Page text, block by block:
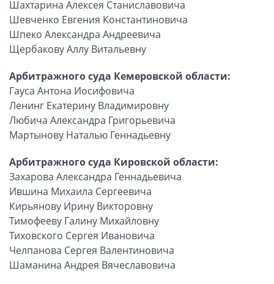
Шахтарина Алексея Станиславовича
Шевченко Евгения Константиновича
Шпеко Александра Андреевича
Щербакову Аллу Витальевну
Арбитражного суда Кемеровской области:
Гауса Антона Иосифовича
Ленинг Екатерину Владимировну
Любича Александра Григорьевича
Мартынову Наталью Геннадьевну
Арбитражного суда Кировской области:
Захарова Александра Геннадьевича
Ившина Михаила Сергеевича
Кирьянову Ирину Викторовну
Тимофееву Галину Михайловну
Тиховского Сергея Ивановича
Челпанова Сергея Валентиновича
Шаманина Андрея Вячеславовича